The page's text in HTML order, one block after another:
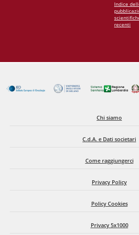
Indice
recenti
Chi siamo
C.d.A. e Dati societari
Come raggiungerci
Privacy Policy
Policy Cookies
Privacy 5x1000